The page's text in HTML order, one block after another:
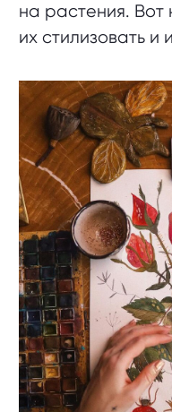
на растения. Вот
их стилизовать и